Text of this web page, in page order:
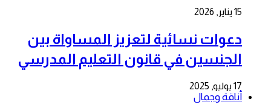
15 يناير, 2026
دعوات نسائية لتعزيز المساواة بين
الجنسين في قانون التعليم المدرسي
17 يوليو, 2025
أناقة وجمال